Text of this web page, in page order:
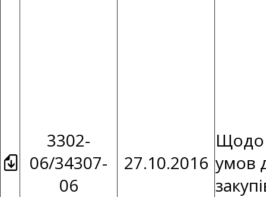
3302-
06/34307-
06
27.10.2016
Щодо
умов